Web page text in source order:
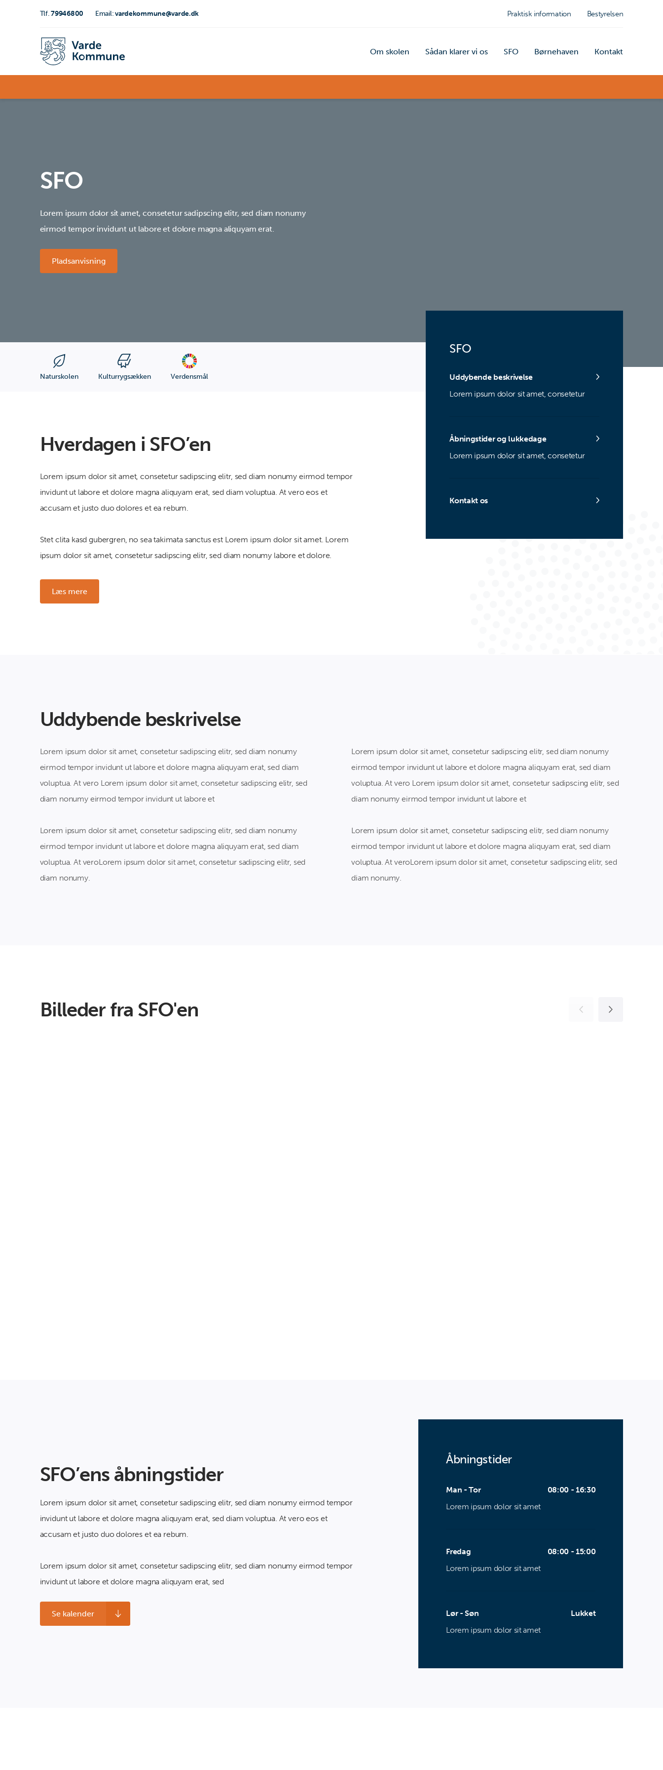
Tlf.79946800 Email:vardekommune@varde.dk Praktisk information Bestyrelsen
Om skolen Sådan klarer vi os SFO Børnehaven Kontakt
SFO
Lorem ipsum dolor sit amet, consetetur sadipscing elitr, sed diam nonumy
eirmod tempor invidunt ut labore et dolore magna aliquyam erat.
Pladsanvisning
Naturskolen Kulturrygsækken Verdensmål
SFO
Uddybende beskrivelse
Lorem ipsum dolor sit amet, consetetur
Åbningstider og lukkedage
Lorem ipsum dolor sit amet, consetetur
Kontakt os
Hverdagen i SFO’en
Lorem ipsum dolor sit amet, consetetur sadipscing elitr, sed diam nonumy eirmod tempor
invidunt ut labore et dolore magna aliquyam erat, sed diam voluptua. At vero eos et
accusam et justo duo dolores et ea rebum.
Stet clita kasd gubergren, no sea takimata sanctus est Lorem ipsum dolor sit amet. Lorem
ipsum dolor sit amet, consetetur sadipscing elitr, sed diam nonumy labore et dolore.
Læs mere
Uddybende beskrivelse
Lorem ipsum dolor sit amet, consetetur sadipscing elitr, sed diam nonumy
eirmod tempor invidunt ut labore et dolore magna aliquyam erat, sed diam
voluptua. At vero Lorem ipsum dolor sit amet, consetetur sadipscing elitr, sed
diam nonumy eirmod tempor invidunt ut labore et
Lorem ipsum dolor sit amet, consetetur sadipscing elitr, sed diam nonumy
eirmod tempor invidunt ut labore et dolore magna aliquyam erat, sed diam
voluptua. At veroLorem ipsum dolor sit amet, consetetur sadipscing elitr, sed
diam nonumy.
Lorem ipsum dolor sit amet, consetetur sadipscing elitr, sed diam nonumy
eirmod tempor invidunt ut labore et dolore magna aliquyam erat, sed diam
voluptua. At vero Lorem ipsum dolor sit amet, consetetur sadipscing elitr, sed
diam nonumy eirmod tempor invidunt ut labore et
Lorem ipsum dolor sit amet, consetetur sadipscing elitr, sed diam nonumy
eirmod tempor invidunt ut labore et dolore magna aliquyam erat, sed diam
voluptua. At veroLorem ipsum dolor sit amet, consetetur sadipscing elitr, sed
diam nonumy.
Billeder fra SFO'en
SFO’ens åbningstider
Lorem ipsum dolor sit amet, consetetur sadipscing elitr, sed diam nonumy eirmod tempor
invidunt ut labore et dolore magna aliquyam erat, sed diam voluptua. At vero eos et
accusam et justo duo dolores et ea rebum.
Lorem ipsum dolor sit amet, consetetur sadipscing elitr, sed diam nonumy eirmod tempor
invidunt ut labore et dolore magna aliquyam erat, sed
Se kalender
Åbningstider
Man - Tor
08:00 - 16:30
Lorem ipsum dolor sit amet
Fredag
08:00 - 15:00
Lorem ipsum dolor sit amet
Lør - Søn
Lukket
Lorem ipsum dolor sit amet